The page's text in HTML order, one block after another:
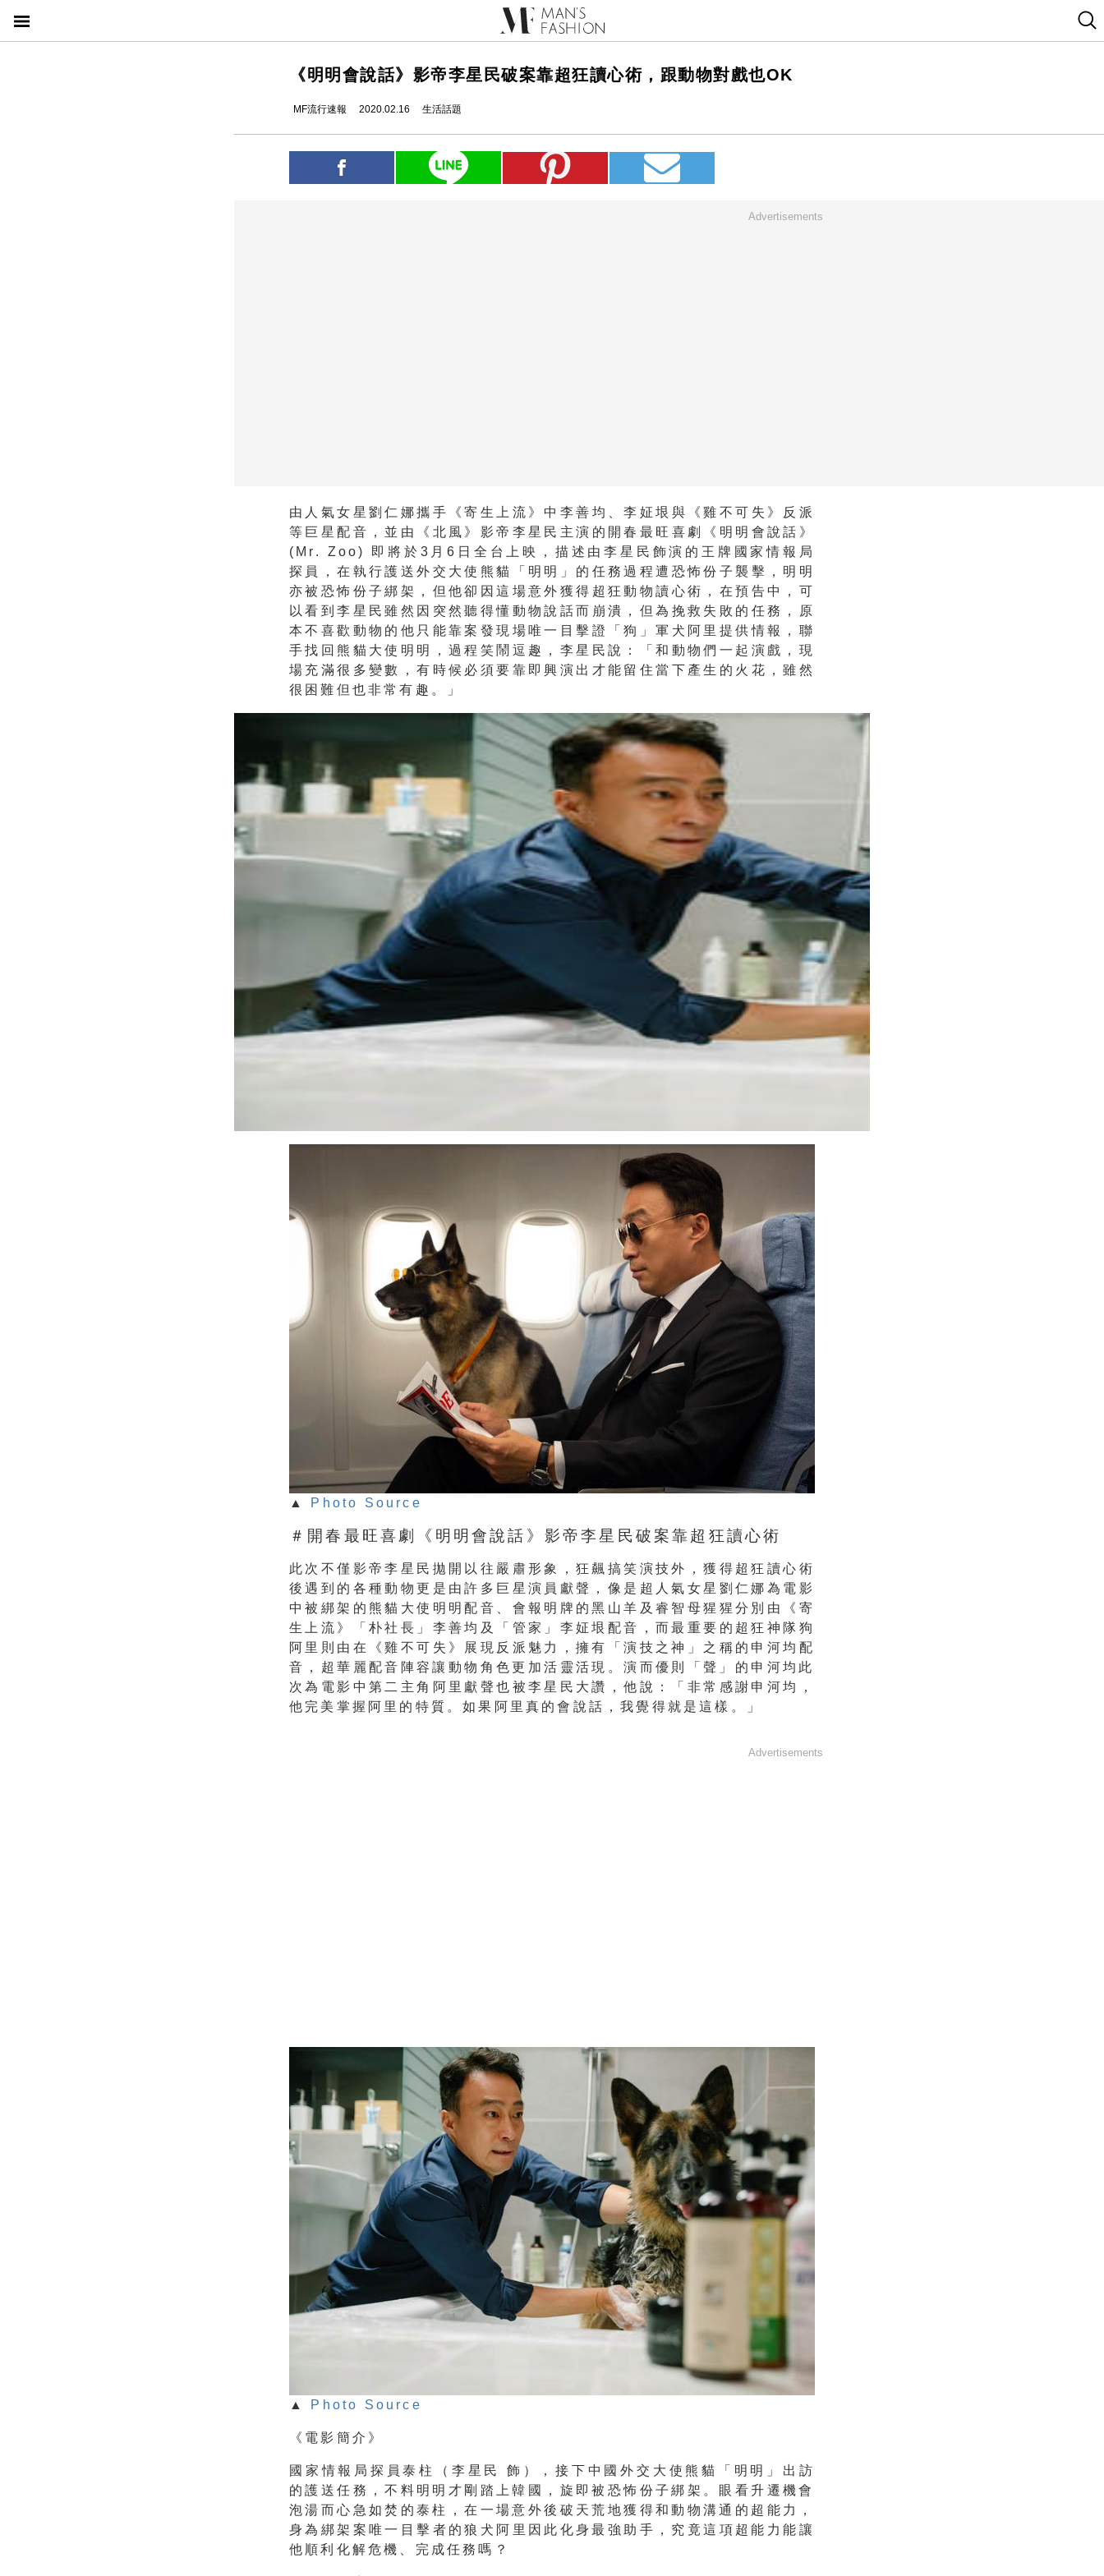
《明明會說話》影帝李星民破案靠超狂讀心術，跟動物對戲也OK
MF流行速報 2020.02.16 生活話題
Advertisements
由人氣女星劉仁娜攜手《寄生上流》中李善均、李姃垠與《雞不可失》反派
等巨星配音，並由《北風》影帝李星民主演的開春最旺喜劇《明明會說話》
(Mr. Zoo) 即將於3月6日全台上映，描述由李星民飾演的王牌國家情報局
探員，在執行護送外交大使熊貓「明明」的任務過程遭恐怖份子襲擊，明明
亦被恐怖份子綁架，但他卻因這場意外獲得超狂動物讀心術，在預告中，可
以看到李星民雖然因突然聽得懂動物說話而崩潰，但為挽救失敗的任務，原
本不喜歡動物的他只能靠案發現場唯一目擊證「狗」軍犬阿里提供情報，聯
手找回熊貓大使明明，過程笑鬧逗趣，李星民說：「和動物們一起演戲，現
場充滿很多變數，有時候必須要靠即興演出才能留住當下產生的火花，雖然
很困難但也非常有趣。」
▲ Photo Source
＃開春最旺喜劇《明明會說話》影帝李星民破案靠超狂讀心術
此次不僅影帝李星民拋開以往嚴肅形象，狂飆搞笑演技外，獲得超狂讀心術
後遇到的各種動物更是由許多巨星演員獻聲， 像是超人氣女星劉仁娜為電影
中被綁架的熊貓大使明明配音、 會報明牌的黑山羊及睿智母猩猩分別由《寄
生上流》「朴社長」 李善均及「管家」李姃垠配音，而最重要的超狂神隊狗
阿里則由在《雞不可失》展現反派魅力，擁有「演技之神」之稱的申河均配
音， 超華麗配音陣容讓動物角色更加活靈活現。演而優則「聲」 的申河均此
次為電影中第二主角阿里獻聲也被李星民大讚，他說：「 非常感謝申河均，
他完美掌握阿里的特質。如果阿里真的會說話，我覺得就是這樣。」
Advertisements
▲ Photo Source
《電影簡介》
國家情報局探員泰柱（李星民 飾），接下中國外交大使熊貓「明明」出訪
的護送任務，不料明明才剛踏上韓國，旋即被恐怖份子綁架。 眼看升遷機會
泡湯而心急如焚的泰柱，在一場意外後破天荒地獲得和動物溝通的超能力，
身為綁架案唯一目擊者的狼犬阿里因此化身最強助手， 究竟這項超能力能讓
他順利化解危機、完成任務嗎？